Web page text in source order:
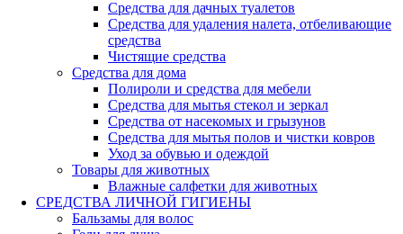
Средства для дачных туалетов
Средства для удаления налета, отбеливающие
средства
Чистящие средства
Средства для дома
Полироли и средства для мебели
Средства для мытья стекол и зеркал
Средства от насекомых и грызунов
Средства для мытья полов и чистки ковров
Уход за обувью и одеждой
Товары для животных
Влажные салфетки для животных
СРЕДСТВА ЛИЧНОЙ ГИГИЕНЫ
Бальзамы для волос